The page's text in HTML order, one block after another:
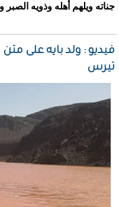
جناته ويلهم أهله وذويه الصبر
فيديو : ولد بايه على
تيرس